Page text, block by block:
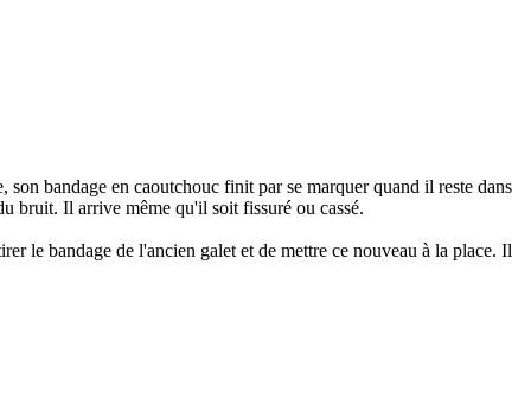
bandage en caoutchouc finit par se marquer quand il reste dans
bruit. Il arrive même qu'il soit fissuré ou cassé.
le bandage de l'ancien galet et de mettre ce nouveau à la place. Il